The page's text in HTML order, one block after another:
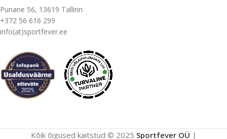
Punane 56, 13619 Tallinn
+372 56 616 299
info(at)sportfever.ee
Kõik õigused kaitstud © 2025 Sportfever OÜ |